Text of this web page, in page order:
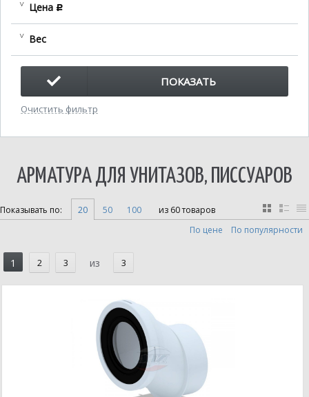
Цена c
Вес
ПОКАЗАТЬ
Очистить фильтр
АРМАТУРА ДЛЯ УНИТАЗОВ, ПИССУАРОВ
Показывать по: 20 50 100
из 60 товаров
По цене
По популярности
1 2 3 из 3